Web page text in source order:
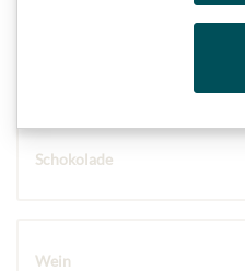
Schokolade
Wein